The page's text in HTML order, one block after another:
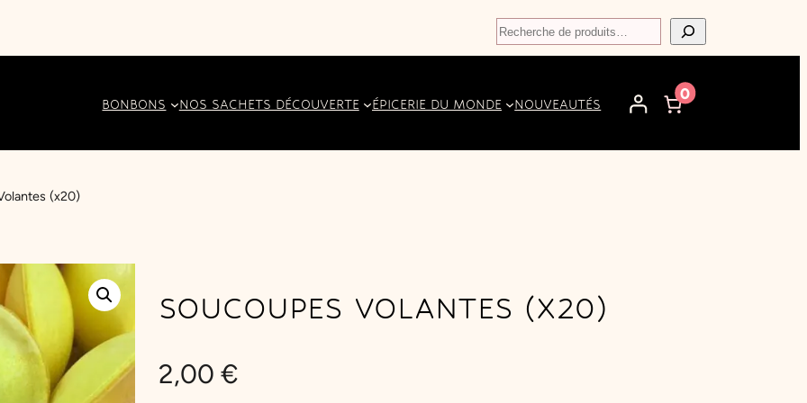
Recherche
BONBONS NOS SACHETS DÉCOUVERTE ÉPICERIE DU MONDE NOUVEAUTÉS
0
(x20)
SOUCOUPES VOLANTES (X20)
2,00 €